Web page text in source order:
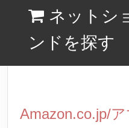
ネットシ
ンドを探す
Amazon.co.jp/